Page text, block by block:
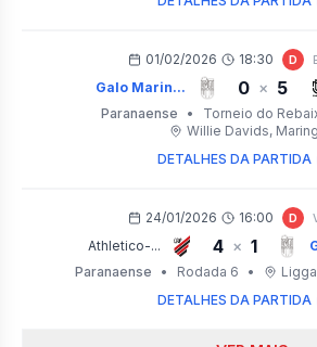
01/02/2026 18:30 D
Galo Marin... 0 × 5
Paranaense
• Torneio do
Willie Davids,
DETALHES DA PARTIDA
24/01/2026 16:00 D
Athletico-... 4 × 1
Paranaense
• Rodada 6 •
DETALHES DA PARTIDA